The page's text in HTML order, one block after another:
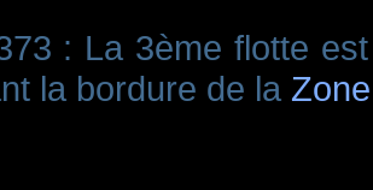
: La 3ème flotte
la bordure de la